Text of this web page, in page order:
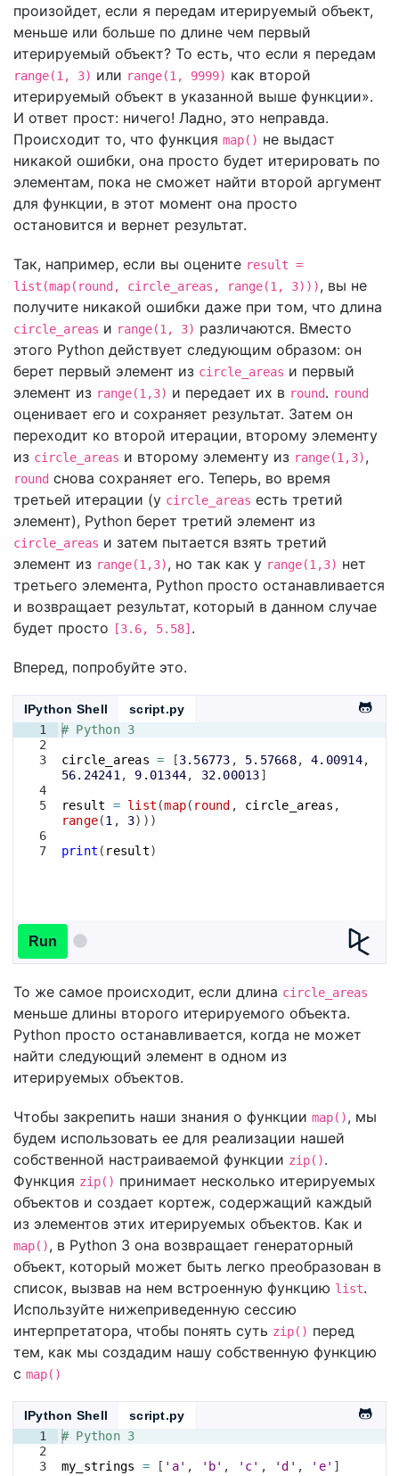
произойдет, если я передам итерируемый объект,
меньше или больше по длине чем первый
итерируемый объект? То есть, что если я передам
range(1, 3) или range(1, 9999) как второй
итерируемый объект в указанной выше функции».
И ответ прост: ничего! Ладно, это неправда.
Происходит то, что функция map() не выдаст
никакой ошибки, она просто будет итерировать по
элементам, пока не сможет найти второй аргумент
для функции, в этот момент она просто
остановится и вернет результат.
Так, например, если вы оцените result =
list(map(round, circle_areas, range(1, 3))), вы не
получите никакой ошибки даже при том, что длина
circle_areas и range(1, 3) различаются. Вместо
этого Python действует следующим образом: он
берет первый элемент из circle_areas и первый
элемент из range(1,3) и передает их в round. round
оценивает его и сохраняет результат. Затем он
переходит ко второй итерации, второму элементу
из circle_areas и второму элементу из range(1,3),
round снова сохраняет его. Теперь, во время
третьей итерации (у circle_areas есть третий
элемент), Python берет третий элемент из
circle_areas и затем пытается взять третий
элемент из range(1,3), но так как у range(1,3) нет
третьего элемента, Python просто останавливается
и возвращает результат, который в данном случае
будет просто
[3.6, 5.58] .
Вперед, попробуйте это.
IPython Shell
script.py
1
2
3
4
5
6
7
# Python 3
circle_areas = [3.56773 , 5.57668, 4.00914,
56.24241 , 9.01344, 32.00013]
result = list (map( round , circle_areas ,
range(1 , 3)))
print ( result)
Run
То же самое происходит, если длина circle_areas
меньше длины второго итерируемого объекта.
Python просто останавливается, когда не может
найти следующий элемент в одном из
итерируемых объектов.
Чтобы закрепить наши знания о функции map(), мы
будем использовать ее для реализации нашей
собственной настраиваемой функции zip().
Функция zip() принимает несколько итерируемых
объектов и создает кортеж, содержащий каждый
из элементов этих итерируемых объектов. Как и
map(), в Python 3 она возвращает генераторный
объект, который может быть легко преобразован в
список, вызвав на нем встроенную функцию list.
Используйте нижеприведенную сессию
интерпретатора, чтобы понять суть zip() перед
тем, как мы создадим нашу собственную функцию
с map()
IPython Shell
script.py
1
2
3
# Python 3
my_strings = [ 'a' , 'b' , 'c' , 'd' , 'e' ]